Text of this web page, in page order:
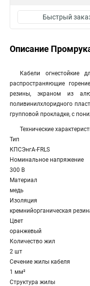
Быстрый
Описание
Кабели огнестойкие
распространяющие
резины, экраном из
поливинилхлоридного
групповой прокладке, с
Технические
Тип
КПСЭнгА-FRLS
Номинальное напряжение
300 В
Материал
медь
Изоляция
кремнийорганическая
Цвет
оранжевый
Количество жил
2 шт
Сечение жилы кабеля
1 мм²
Структура жилы